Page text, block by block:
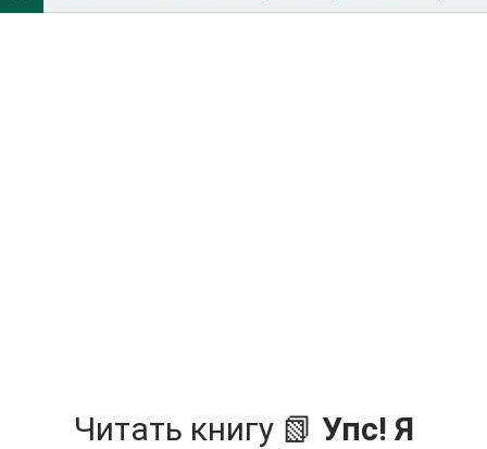
Читать книгу 📗 Упс! Я